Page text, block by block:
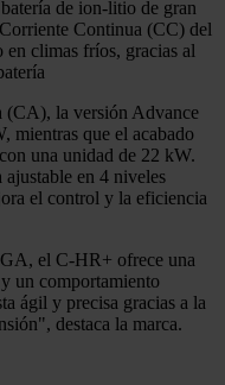
de ion-litio de gran
Continua (CC) del
climas fríos, gracias al
(CA), la versión Advance
mientras que el acabado
una unidad de 22 kW.
en 4 niveles
el control y la eficiencia
el C-HR+ ofrece una
un comportamiento
ágil y precisa gracias a la
destaca la marca.